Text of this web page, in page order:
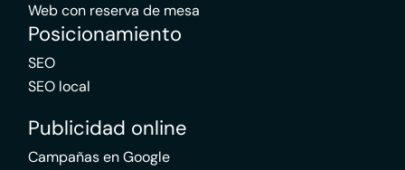
Web con reserva de mesa
Posicionamiento
SEO
SEO local
Publicidad online
Campañas en Google